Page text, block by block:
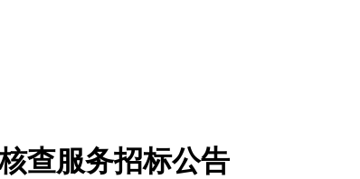
查服务招标公告